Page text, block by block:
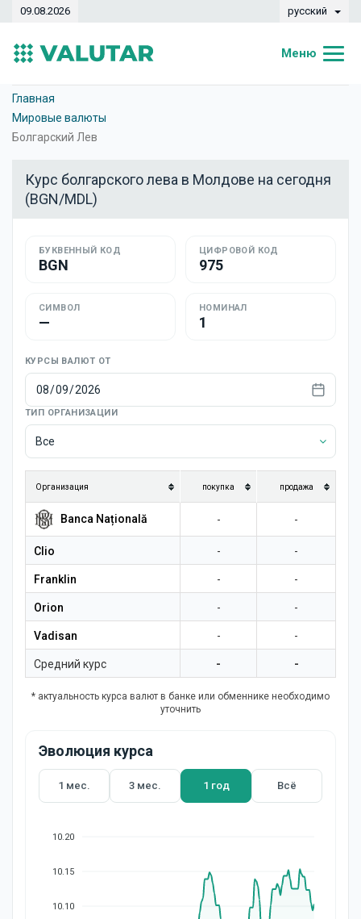
09.08.2026 русский
Меню
Обменные кассы
Денежные переводы
Главная
Мировые валюты
Болгарский Лев
Курс болгарского лева в Молдове на сегодня
(BGN/MDL)
БУКВЕННЫЙ КОД
BGN
ЦИФРОВОЙ КОД
975
СИМВОЛ
—
НОМИНАЛ
1
КУРСЫ ВАЛЮТ ОТ
ТИП ОРГАНИЗАЦИИ
Все
Организация покупка продажа
Banca Națională - -
Clio - -
Franklin - -
Orion - -
Vadisan - -
Средний курс - -
* актуальность курса валют в банке или обменнике необходимо
уточнить
Эволюция курса
1 мес. 3 мес. 1 год Всё
10.20
10.15
10.10